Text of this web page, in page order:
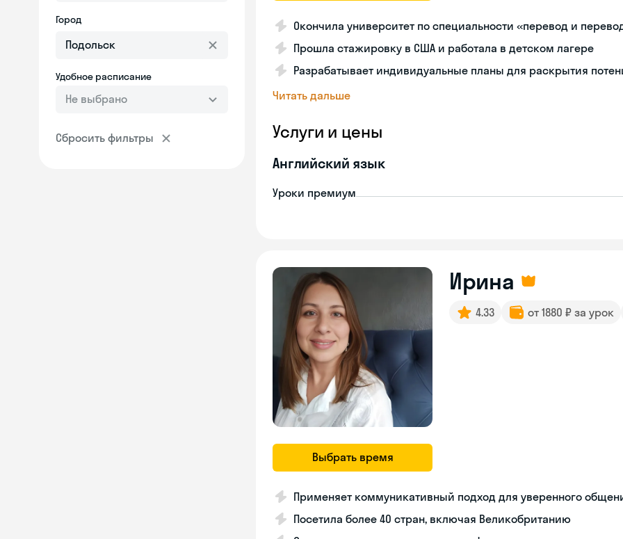
Город
Удобное расписание
Не выбрано
Сбросить фильтры
Окончила университет по специальности «перевод и
Прошла стажировку в США и работала в детском лагере
Разрабатывает индивидуальные планы для раскрытия
Читать дальше
Услуги и цены
Английский язык
Уроки премиум
Выбрать время
Ирина
4.33 от 1880 ₽ за урок
Применяет коммуникативный подход для уверенного
Посетила более 40 стран, включая Великобританию